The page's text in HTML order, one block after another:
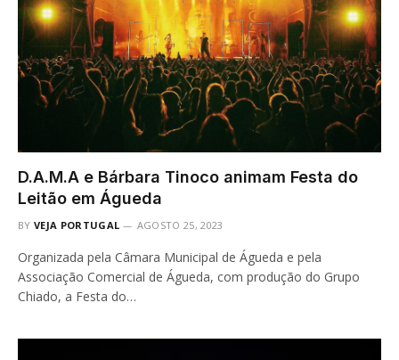
D.A.M.A e Bárbara Tinoco animam Festa do
Leitão em Águeda
BY VEJA PORTUGAL AGOSTO 25, 2023
Organizada pela Câmara Municipal de Águeda e pela
Associação Comercial de Águeda, com produção do Grupo
Chiado, a Festa do…